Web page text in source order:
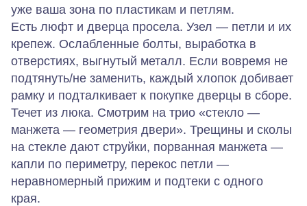
уже ваша зона по пластикам и петлям.
Есть люфт и дверца просела. Узел — петли и их
крепеж. Ослабленные болты, выработка в
отверстиях, выгнутый металл. Если вовремя не
подтянуть/не заменить, каждый хлопок добивает
рамку и подталкивает к покупке дверцы в сборе.
Течет из люка. Смотрим на трио «стекло —
манжета — геометрия двери». Трещины и сколы
на стекле дают струйки, порванная манжета —
капли по периметру, перекос петли —
неравномерный прижим и подтеки с одного
края.